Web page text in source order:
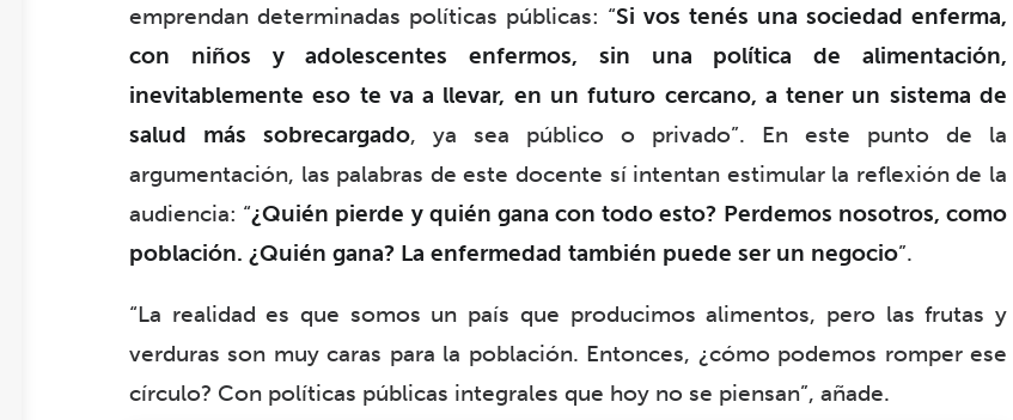
emprendan determinadas políticas públicas: “Si vos tenés una sociedad enferma,
con niños y adolescentes enfermos, sin una política de alimentación,
inevitablemente eso te va a llevar, en un futuro cercano, a tener un sistema de
salud más sobrecargado, ya sea público o privado”. En este punto de la
argumentación, las palabras de este docente sí intentan estimular la reflexión de la
audiencia: “¿Quién pierde y quién gana con todo esto? Perdemos nosotros, como
población. ¿Quién gana? La enfermedad también puede ser un negocio”.
“La realidad es que somos un país que producimos alimentos, pero las frutas y
verduras son muy caras para la población. Entonces, ¿cómo podemos romper ese
círculo? Con políticas públicas integrales que hoy no se piensan”, añade.